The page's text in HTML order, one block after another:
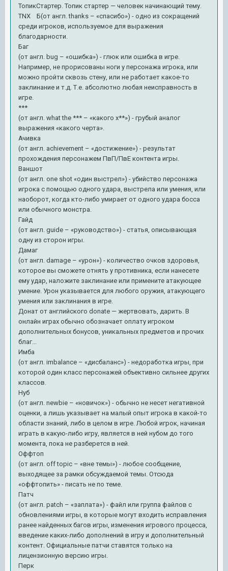
ТопикСтартер. Топик стартер — человек начинающий тему.
TNX Б(от англ. thanks – «спасибо») - одно из сокращений
среди игроков, используемое для выражения
благодарности.
Баг
(от англ. bug – «ошибка») - глюк или ошибка в игре.
Например, не прорисованы ноги у персонажа игрока, или
можно пройти сквозь стену, или не работает какое-то
заклинание и т.д. Т.е. абсолютно любая неисправность в
игре.
***
(от англ. what the *** – «какого х**») - грубый аналог
выражения «какого черта».
Ачивка
(от англ. achievement – «достижение») - результат
прохождения персонажем ПвП/ПвЕ контента игры.
Ваншот
(от англ. one shot «один выстрел») - убийство персонажа
игрока с помощью одного удара, выстрела или умения, или
наоборот, когда кто-либо умирает от одного удара босса
или обычного монстра.
Гайд
(от англ. guide – «руководство») - статья, описывающая
одну из сторон игры.
Дамаг
(от англ. damage – «урон») - количество очков здоровья,
которое вы сможете отнять у противника, если нанесете
ему удар, наложите заклинание или примените атакующее
умение. Урон указывается для любого оружия, атакующего
умения или заклинания в игре.
Донат от английского donate — жертвовать, дарить. В
онлайн играх обычно обозначает оплату игроком
дополнительных бонусов, уникальных предметов и прочих
благ...
Имба
(от англ. imbalance – «дисбаланс») - недоработка игры, при
которой один класс персонажей объективно сильнее других
классов.
Нуб
(от англ. newbie – «новичок») - обычно не несет негативной
оценки, а лишь указывает на малый опыт игрока в какой-то
области знаний, либо в целом в игре. Любой игрок, начиная
играть в какую-либо игру, является в ней нубом до того
момента, пока не разберется в ней.
Оффтоп
(от англ. off topic – «вне темы») - любое сообщение,
выходящее за рамки обсуждаемой темы. Отсюда
«оффтопить» - писать не по теме.
Патч
(от англ. patch – «заплата») - файл или группа файлов с
обновлениями игры, в которые могут входить исправления
ранее найденных багов игры, изменения игрового процесса,
введение каких-либо дополнений в игру и дополнительный
контент. Официальные патчи ставятся только на
лицензионную версию игры.
Перк